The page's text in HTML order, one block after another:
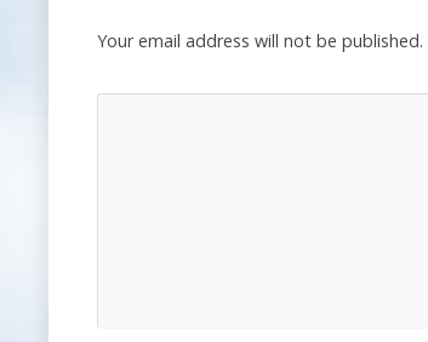
Your email address will not be published.